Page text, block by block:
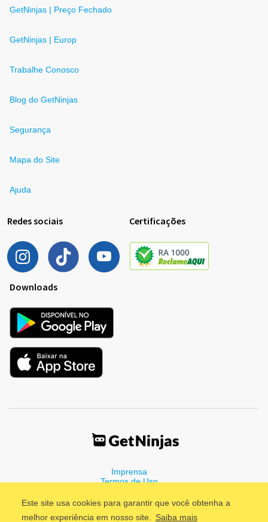
Este site usa cookies para garantir que você obtenha a
melhor experiência em nosso site. Saiba mais
GetNinjas | Preço Fechado
GetNinjas | Europ
Trabalhe Conosco
Blog do GetNinjas
Segurança
Mapa do Site
Ajuda
Redes sociais Certificações
Downloads
Imprensa
Termos de Uso